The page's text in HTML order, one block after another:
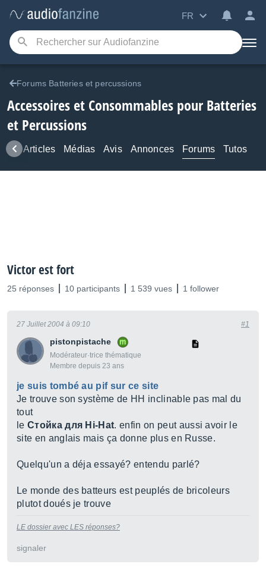
FR
Forums Batteries et percussions
Accessoires et Consommables pour Batteries
et Percussions
Articles Médias Avis Annonces Forums Tutos
Victor est fort
25 réponses 10 participants 1 539 vues 1 follower
pistonpistache
Modérateur·trice thématique
Membre depuis 23 ans
27 Juillet 2004 à 09:10 #1
je suis tombé au pif sur ce site
Je trouve son système de HH inclinable pas mal du
tout
le Стойка для Hi-Hat. enfin on peut aussi avoir le
site en anglais mais ça donne plus en Russe.
Quelqu'un a déja essayé? entendu parlé?
Le monde des batteurs est peuplés de bricoleurs
plutot doués je trouve
LE dossier avec LES réponses?
signaler